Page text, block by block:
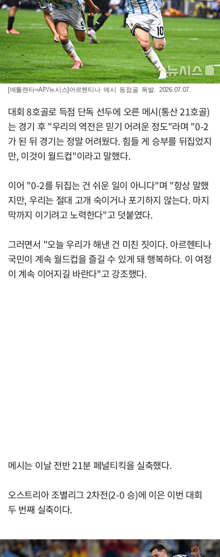
[애틀랜타=AP/뉴시스]아르헨티나 메시 동점골 폭발. 2026.07.07.
대회 8호골로 득점 단독 선두에 오른 메시(통산 21호골)
는 경기 후 "우리의 역전은 믿기 어려운 정도"라며 "0-2
가 된 뒤 경기는 정말 어려웠다. 힘들 게 승부를 뒤집었지
만, 이것이 월드컵"이라고 말했다.
이어 "0-2를 뒤집는 건 쉬운 일이 아니다"며 "항상 말했
지만, 우리는 절대 고개 숙이거나 포기하지 않는다. 마지
막까지 이기려고 노력한다"고 덧붙였다.
그러면서 "오늘 우리가 해낸 건 미친 짓이다. 아르헨티나
국민이 계속 월드컵을 즐길 수 있게 돼 행복하다. 이 여정
이 계속 이어지길 바란다"고 강조했다.
메시는 이날 전반 21분 페널티킥을 실축했다.
오스트리아 조별리그 2차전(2-0 승)에 이은 이번 대회
두 번째 실축이다.